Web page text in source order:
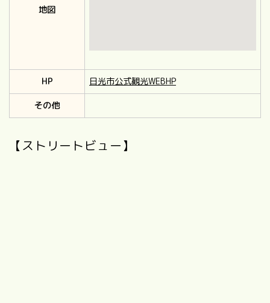
地図
HP
日光市公式観光WEBHP
その他
【ストリートビュー】